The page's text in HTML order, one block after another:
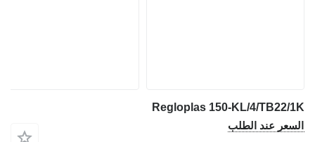
Regloplas 150-KL/4/TB22/1K
السعر عند الطلب